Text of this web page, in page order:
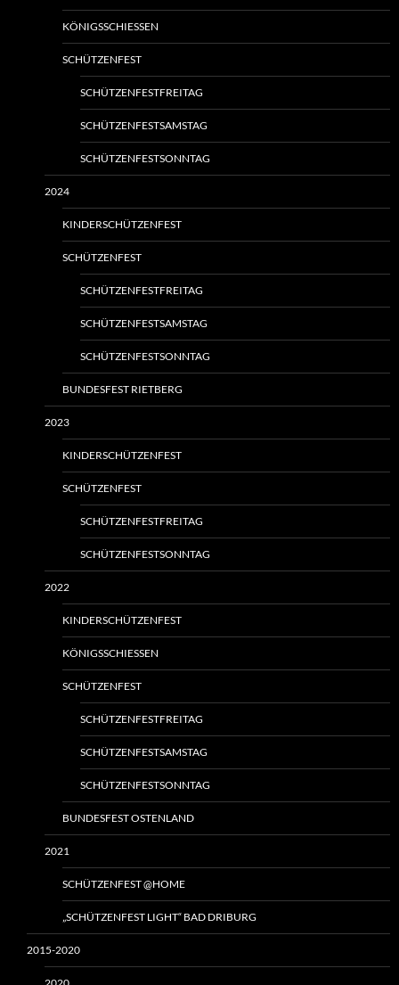
KÖNIGSSCHIESSEN
SCHÜTZENFEST
SCHÜTZENFESTFREITAG
SCHÜTZENFESTSAMSTAG
SCHÜTZENFESTSONNTAG
2024
KINDERSCHÜTZENFEST
SCHÜTZENFEST
SCHÜTZENFESTFREITAG
SCHÜTZENFESTSAMSTAG
SCHÜTZENFESTSONNTAG
BUNDESFEST RIETBERG
2023
KINDERSCHÜTZENFEST
SCHÜTZENFEST
SCHÜTZENFESTFREITAG
SCHÜTZENFESTSONNTAG
2022
KINDERSCHÜTZENFEST
KÖNIGSSCHIESSEN
SCHÜTZENFEST
SCHÜTZENFESTFREITAG
SCHÜTZENFESTSAMSTAG
SCHÜTZENFESTSONNTAG
BUNDESFEST OSTENLAND
2021
SCHÜTZENFEST @HOME
„SCHÜTZENFEST LIGHT“ BAD DRIBURG
2015-2020